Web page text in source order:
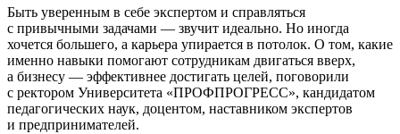
Быть уверенным в себе экспертом и справляться
с привычными задачами — звучит идеально. Но иногда
хочется большего, а карьера упирается в потолок. О том, какие
именно навыки помогают сотрудникам двигаться вверх,
а бизнесу — эффективнее достигать целей, поговорили
с ректором Университета «ПРОФПРОГРЕСС», кандидатом
педагогических наук, доцентом, наставником экспертов
и предпринимателей.